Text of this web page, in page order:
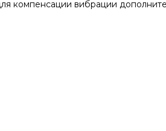
компенсации вибрации